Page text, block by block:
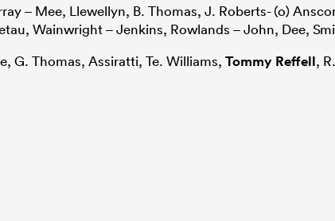
– Mee, Llewellyn, B. Thomas, J. Roberts- (o)
Wainwright – Jenkins, Rowlands – John, Dee,
G. Thomas, Assiratti, Te. Williams, Tommy Reffell,